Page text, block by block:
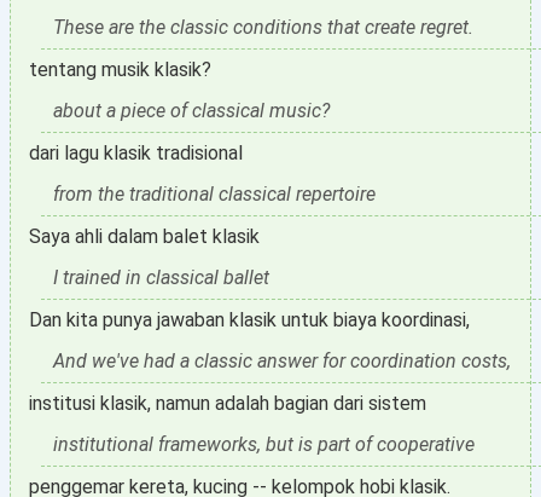
These are the classic conditions that create regret.
tentang musik klasik?
about a piece of classical music?
dari lagu klasik tradisional
from the traditional classical repertoire
Saya ahli dalam balet klasik
I trained in classical ballet
Dan kita punya jawaban klasik untuk biaya koordinasi,
And we've had a classic answer for coordination costs,
institusi klasik, namun adalah bagian dari sistem
institutional frameworks, but is part of cooperative
penggemar kereta, kucing -- kelompok hobi klasik.